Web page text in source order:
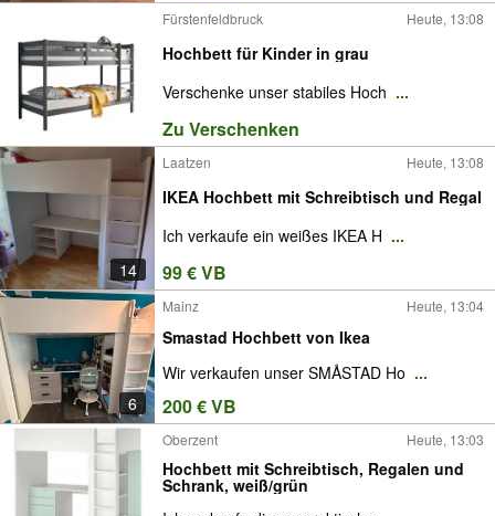
Fürstenfeldbruck Heute, 13:08
Hochbett für Kinder in grau
Verschenke unser stabiles Hoch ...
Zu Verschenken
14
Laatzen Heute, 13:08
IKEA Hochbett mit Schreibtisch und Regal
Ich verkaufe ein weißes IKEA H ...
99 € VB
6
Mainz Heute, 13:04
Smastad Hochbett von Ikea
Wir verkaufen unser SMÅSTAD Ho ...
200 € VB
Oberzent Heute, 13:03
Hochbett mit Schreibtisch, Regalen und
Schrank, weiß/grün